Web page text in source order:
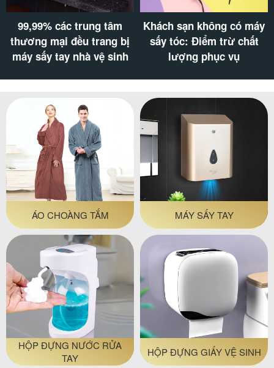
Cân sức khỏe loại nào
tốt? Mua cân sức khỏe ở
đâu chất lượng, giá rẻ?
Vì sao khách sạn nên
trang bị bình nước rửa
tay trong phòng tắm?
ÁO CHOÀNG TẮM MÁY SẤY TAY
HỘP ĐỰNG NƯỚC RỬA
TAY
HỘP ĐỰNG GIẤY VỆ SINH